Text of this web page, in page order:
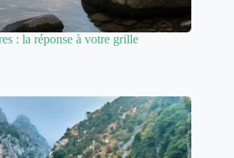
: la réponse à votre grille